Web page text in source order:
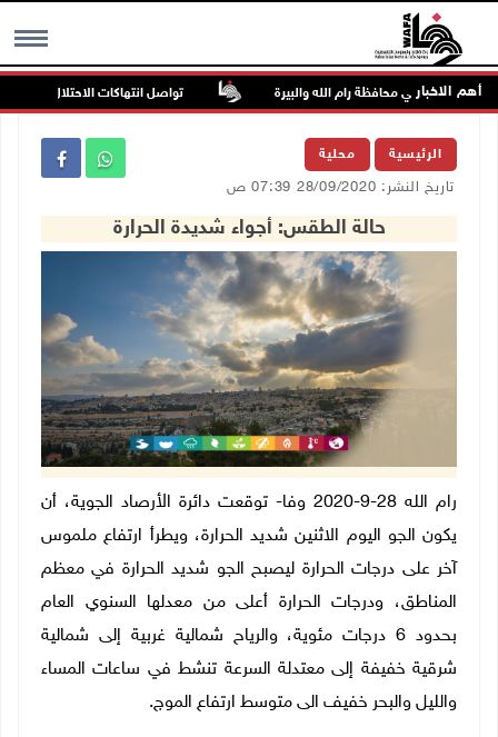
MENU أهم الاخبار تواصل انتهاكات الاحتلال
الرئيسية محلية
تاريخ النشر: 28/09/2020 07:39 ص
حالة الطقس: أجواء شديدة الحرارة
رام الله 28-9-2020 وفا- توقعت دائرة الأرصاد الجوية، أن
يكون الجو اليوم الاثنين شديد الحرارة، ويطرأ ارتفاع ملموس
آخر على درجات الحرارة ليصبح الجو شديد الحرارة في معظم
المناطق، ودرجات الحرارة أعلى من معدلها السنوي العام
بحدود 6درجات مئوية، والرياح شماليةغربية إلى شمالية
شرقية خفيفة إلى معتدلة السرعة تنشط في ساعات المساء
والليل والبحر خفيف الى متوسط ارتفاع الموج.